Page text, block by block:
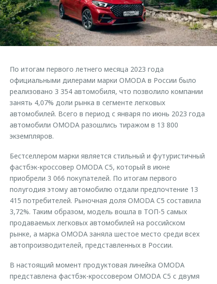
Страхование
Кредитный калькулятор
Аксессуары
Оригинальные аксессуары
Запчасти
Трейд-ин
Калькулятор трейд-ин
Клиентская поддержка
O&J Автоклуб
Клуб владельцев OMODA
Аксессуары
Одежда и сувениры
Оригинальные аксессуары
Запчасти
Обратная связь
По итогам первого летнего месяца 2023 года
официальными дилерами марки OMODA в России было
реализовано 3 354 автомобиля, что позволило компании
занять 4,07% доли рынка в сегменте легковых
автомобилей. Всего в период с января по июнь 2023 года
автомобили OMODA разошлись тиражом в 13 800
экземпляров.
Бестселлером марки является стильный и футуристичный
фастбэк-кроссовер OMODA C5, который в июне
приобрели 3 066 покупателей. По итогам первого
полугодия этому автомобилю отдали предпочтение 13
415 потребителей. Рыночная доля OMODA C5 составила
3,72%. Таким образом, модель вошла в ТОП-5 самых
продаваемых легковых автомобилей на российском
рынке, а марка OMODA заняла шестое место среди всех
автопроизводителей, представленных в России.
В настоящий момент продуктовая линейка OMODA
представлена фастбэк-кроссовером OMODA C5 с двумя